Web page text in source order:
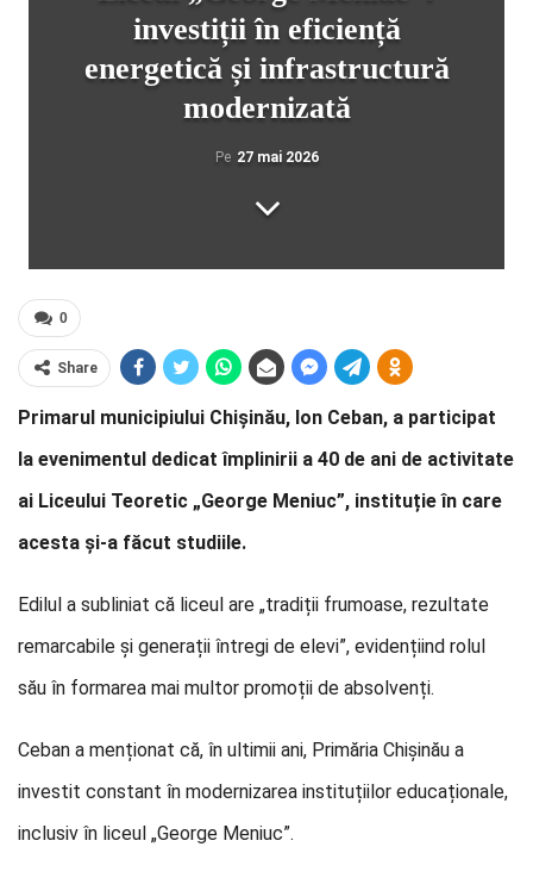
investiții în eficiență
energetică și infrastructură
modernizată
Pe 27 mai 2026
0
Share
Primarul municipiului Chișinău, Ion Ceban, a participat
la evenimentul dedicat împlinirii a 40 de ani de activitate
ai Liceului Teoretic „George Meniuc”, instituție în care
acesta și-a făcut studiile.
Edilul a subliniat că liceul are „tradiții frumoase, rezultate
remarcabile și generații întregi de elevi”, evidențiind rolul
său în formarea mai multor promoții de absolvenți.
Ceban a menționat că, în ultimii ani, Primăria Chișinău a
investit constant în modernizarea instituțiilor educaționale,
inclusiv în liceul „George Meniuc”.